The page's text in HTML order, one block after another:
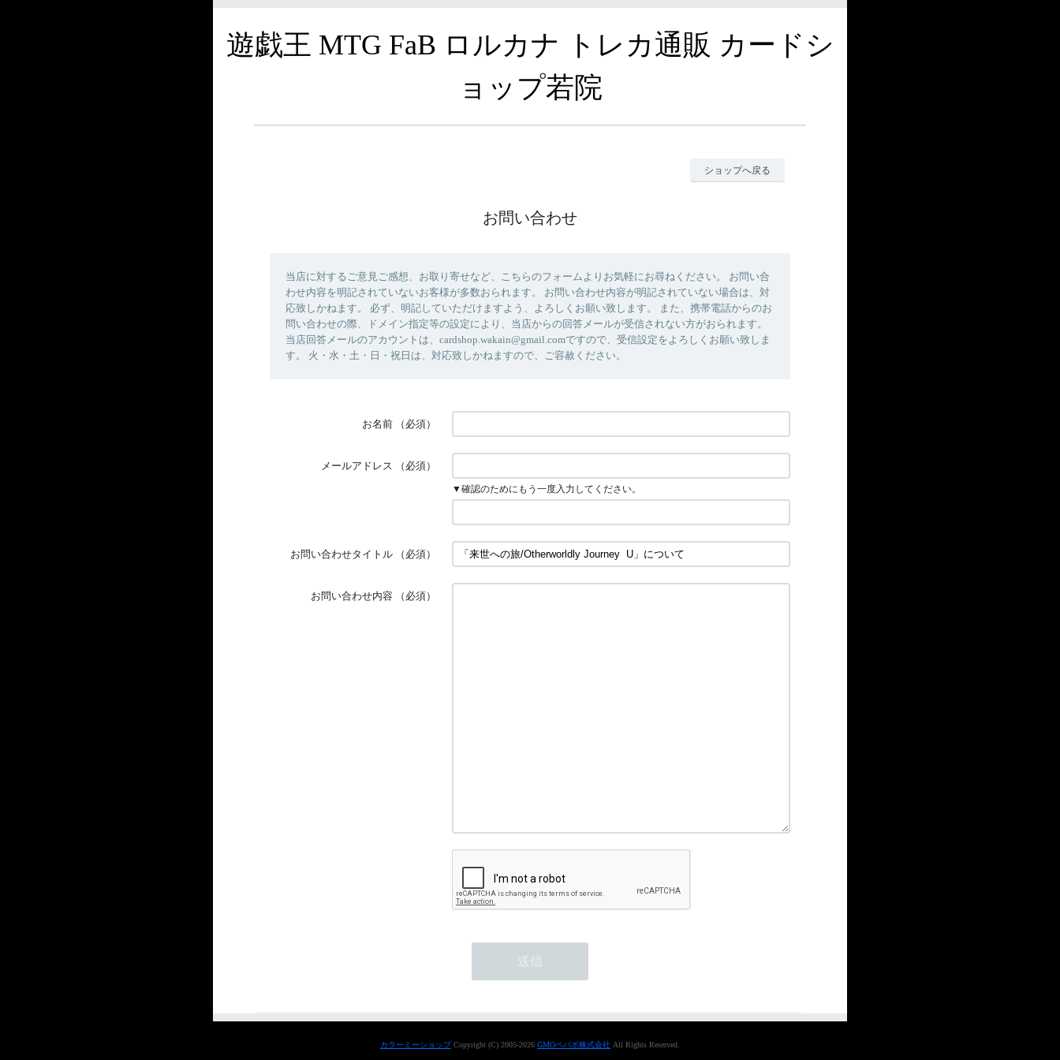
遊戯王 MTG FaB ロルカナ トレカ通販 カードシ
ョップ若院
ショップへ戻る
お問い合わせ
当店に対するご意見ご感想、お取り寄せなど、こちらのフォームよりお気軽にお尋ねください。 お問い合
わせ内容を明記されていないお客様が多数おられます。 お問い合わせ内容が明記されていない場合は、対
応致しかねます。 必ず、明記していただけますよう、よろしくお願い致します。 また、携帯電話からのお
問い合わせの際、ドメイン指定等の設定により、当店からの回答メールが受信されない方がおられます。
当店回答メールのアカウントは、cardshop.wakain@gmail.comですので、受信設定をよろしくお願い致しま
す。 火・水・土・日・祝日は、対応致しかねますので、ご容赦ください。
お名前 （必須）
メールアドレス （必須）
▼確認のためにもう一度入力してください。
お問い合わせタイトル （必須）
お問い合わせ内容 （必須）
カラーミーショップCopyright (C) 2005-2026 GMOペパボ株式会社 All Rights Reserved.